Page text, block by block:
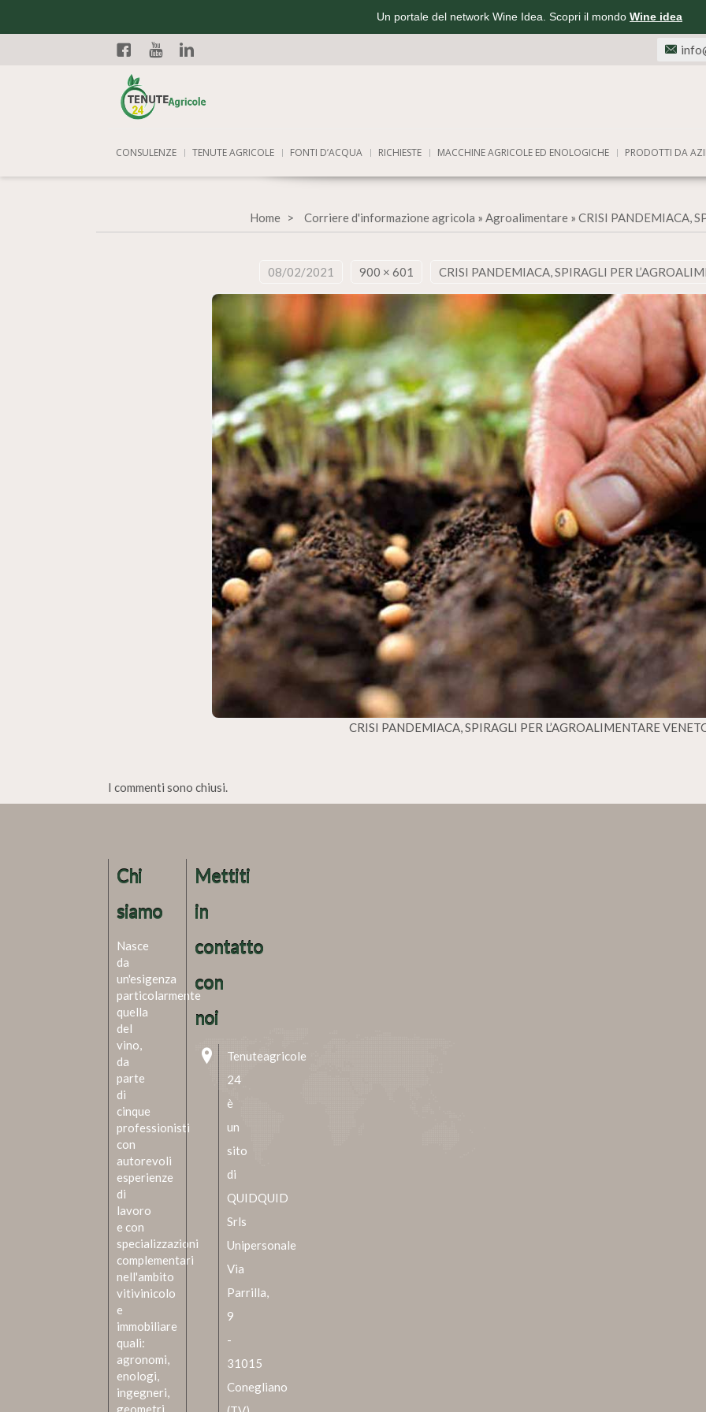
Un portale del network Wine Idea. Scopri il mondo Wine idea
Facebook
CONSULENZE TENUTE AGRICOLE FONTI D’ACQUA RICHIESTE MACCHINE AGRICOLE ED ENOLOGICHE PRODOTTI DA
Home Corriere d'informazione agricola » Agroalimentare » CRISI PANDEMIACA,
08/02/2021 900 × 601 CRISI PANDEMIACA, SPIRAGLI PER
CRISI PANDEMIACA, SPIRAGLI PER L’AGROALIMENTARE
I commenti sono chiusi.
Chi
siamo
Nasce
da
un'esigenza
particolarmente
quella
del
vino,
da
parte
di
cinque
professionisti
con
autorevoli
esperienze
di
lavoro
e con
specializzazioni
complementari
nell'ambito
vitivinicolo
e
immobiliare
quali:
agronomi,
enologi,
ingegneri,
geometri,
Mettiti
in
contatto
con
noi
Tenuteagricole
24
è
un
sito
di
QUIDQUID
Srls
Unipersonale
Via
Parrilla,
9
-
31015
Conegliano